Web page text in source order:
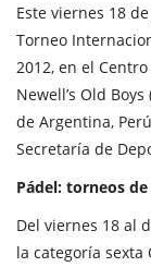
Este viernes 18
Torneo
2012, en el
Newell’s Old
de Argentina,
Secretaría de
Pádel: torneos
Del viernes 18 al
la categoría sexta